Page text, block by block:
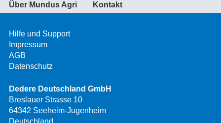
Über Mundus Agri Kontakt
Hilfe und Support
Impressum
AGB
Datenschutz
Dedere Deutschland GmbH
Breslauer Strasse 10
64342 Seeheim-Jugenheim
Deutschland